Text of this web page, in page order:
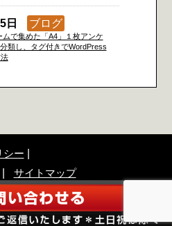
日 ブログ
で集めた「A4」１枚アンケ
類し、タグ付きでWordPress
シー
サイトマップ
ケート広告作成アドバイザー協会